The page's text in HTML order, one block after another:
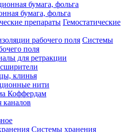
бумага, фольга
Гемостатические
Системы
поля
для ретракции
клинья
нити
Коффердам
Системы хранения